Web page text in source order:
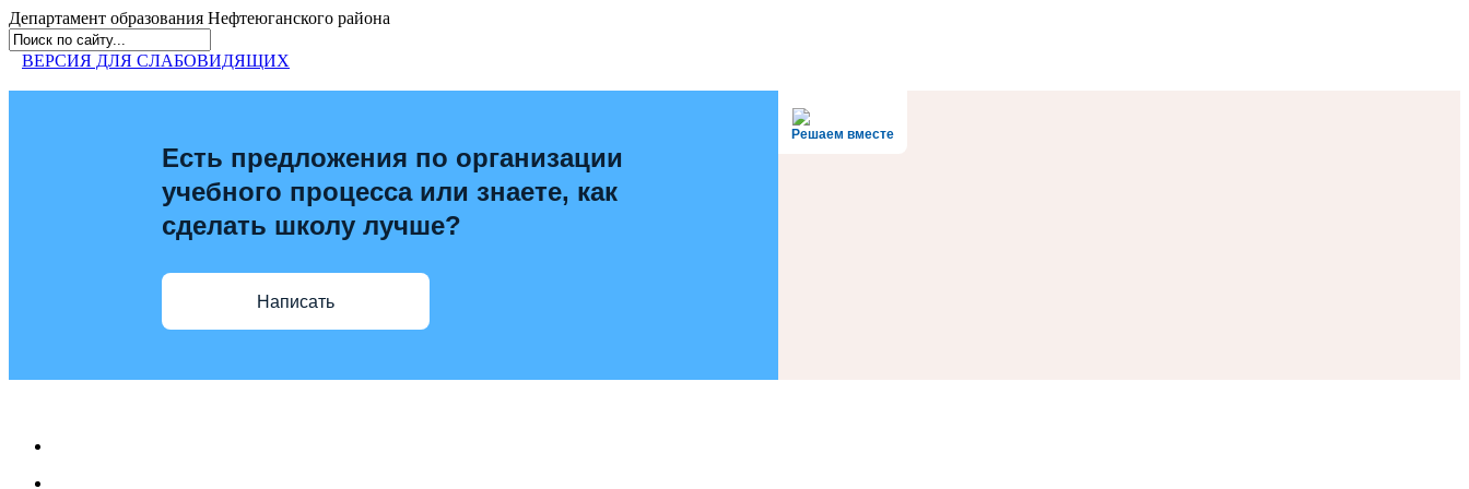
Департамент образования Нефтеюганского района
ВЕРСИЯ ДЛЯ СЛАБОВИДЯЩИХ
Решаем вместе
Есть предложения по организации
учебного процесса или знаете, как
сделать школу лучше?
Написать